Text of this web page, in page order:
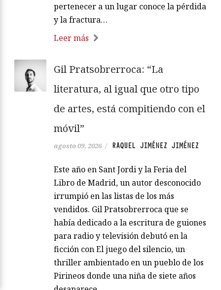
pertenecer a un lugar conoce la pérdida
y la fractura…
Leer más
Gil Pratsobrerroca: “La
literatura, al igual que otro tipo
de artes, está compitiendo con el
móvil”
agosto 09, 2026 / RAQUEL JIMÉNEZ JIMÉNEZ
Este año en Sant Jordi y la Feria del
Libro de Madrid, un autor desconocido
irrumpió en las listas de los más
vendidos. Gil Pratsobrerroca que se
había dedicado a la escritura de guiones
para radio y televisión debutó en la
ficción con El juego del silencio, un
thriller ambientado en un pueblo de los
Pirineos donde una niña de siete años